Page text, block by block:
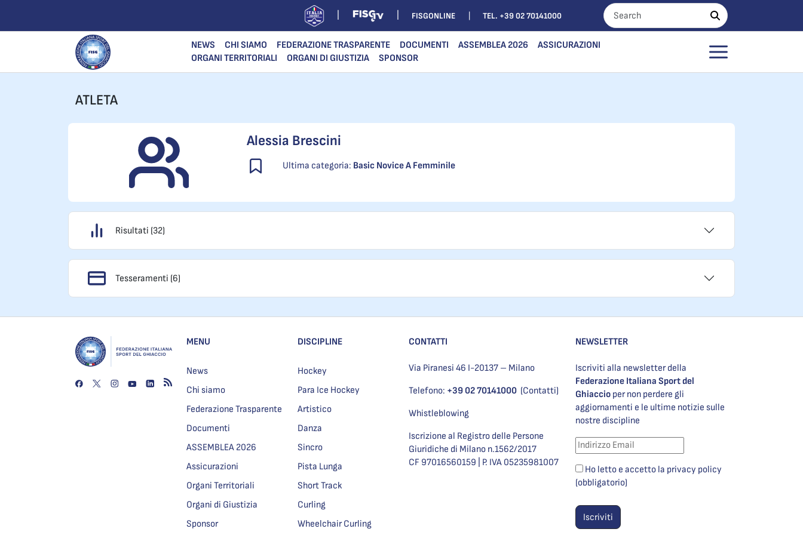
FISGONLINE TEL. +39 02 70141000
NEWS CHI SIAMO FEDERAZIONE TRASPARENTE DOCUMENTI ASSEMBLEA 2026
ASSICURAZIONI
ORGANI TERRITORIALI
ORGANI DI GIUSTIZIA SPONSOR
ATLETA
Alessia Brescini
Ultima categoria: Basic Novice A Femminile
Risultati (32)
Tesseramenti (6)
MENU
News
Chi siamo
Federazione Trasparente
Documenti
ASSEMBLEA 2026
Assicurazioni
Organi Territoriali
Organi di Giustizia
Sponsor
DISCIPLINE
Hockey
Para Ice Hockey
Artistico
Danza
Sincro
Pista Lunga
Short Track
Curling
Wheelchair Curling
CONTATTI
Via Piranesi 46 I-20137 – Milano
Telefono: +39 02 70141000 (Contatti)
Whistleblowing
Iscrizione al Registro delle Persone
Giuridiche di Milano n.1562/2017
CF 97016560159 | P. IVA 05235981007
NEWSLETTER
Iscriviti alla newsletter della
Federazione Italiana Sport del
Ghiaccio per non perdere gli
aggiornamenti e le ultime notizie sulle
nostre discipline
Ho letto e accetto la privacy policy
(obbligatorio)